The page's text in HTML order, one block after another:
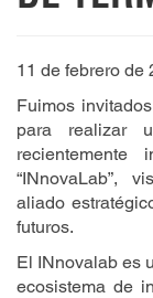
11 de febrero de
Fuimos
para realizar
recientemente
“INnovaLab”,
aliado
futuros.
El INnovalab es
ecosistema de